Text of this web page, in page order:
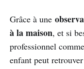
Grâce à une
à la maison, et si
professionnel
enfant peut